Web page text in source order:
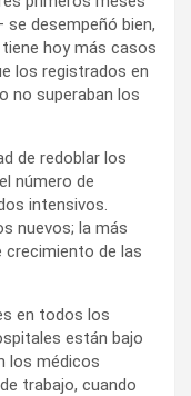
se desempeñó bien,
hoy más casos
los registrados en
no superaban los
de redoblar los
número de
intensivos.
nuevos; la más
crecimiento de las
en todos los
están bajo
los médicos
trabajo, cuando